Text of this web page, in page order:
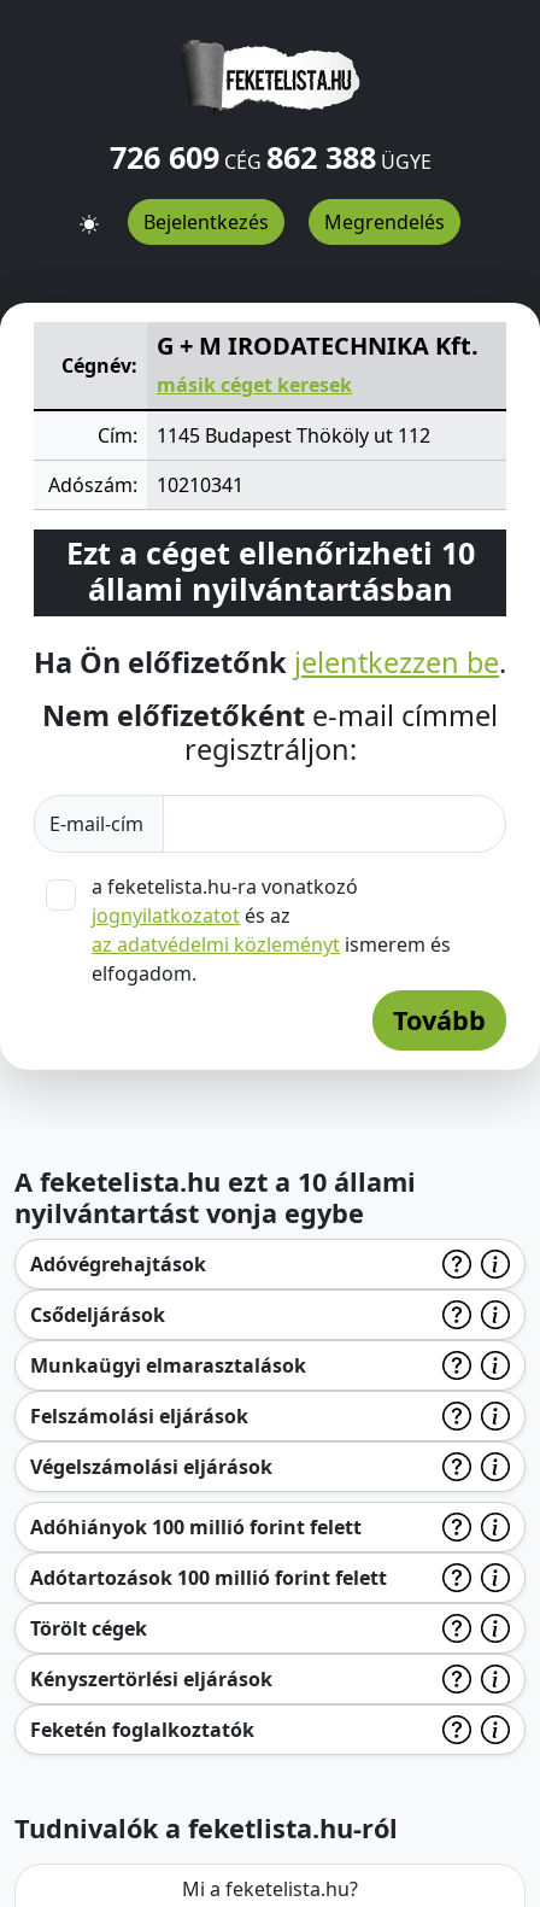
726 609CÉG 862 388ÜGYE
Bejelentkezés Megrendelés
G + M IRODATECHNIKA Kft.Thököly ut 112Budapest
Cégnév:
G + M IRODATECHNIKA Kft.
másik céget keresek
Cím:
1145 Budapest Thököly ut 112
Adószám:
10210341
Ezt a céget ellenőrizheti 10
állami nyilvántartásban
Ha Ön előfizetőnk jelentkezzen be.
Nem előfizetőként e-mail címmel
regisztráljon:
E-mail-cím
a feketelista.hu-ra vonatkozó
jognyilatkozatot és az
az adatvédelmi közleményt ismerem és
elfogadom.
Tovább
A feketelista.hu ezt a 10 állami
nyilvántartást vonja egybe
Adóvégrehajtások
Csődeljárások
Munkaügyi elmarasztalások
Felszámolási eljárások
Végelszámolási eljárások
Adóhiányok 100 millió forint felett
Adótartozások 100 millió forint felett
Törölt cégek
Kényszertörlési eljárások
Feketén foglalkoztatók
Tudnivalók a feketlista.hu-ról
Mi a feketelista.hu?